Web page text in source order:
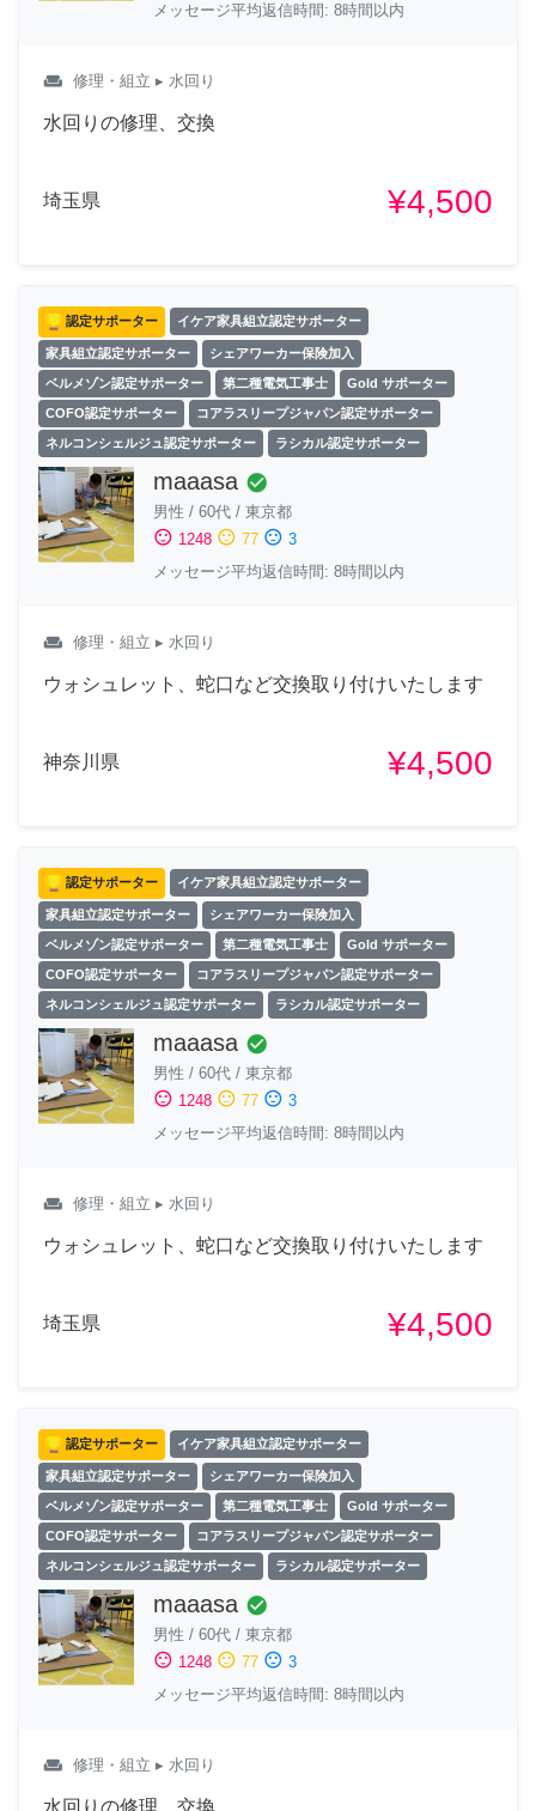
メッセージ平均返信時間: 8時間以内
weekend 修理・組立 ▸ 水回り
水回りの修理、交換
埼玉県 ¥4,500
認定サポーター イケア家具組立認定サポーター
家具組立認定サポーター シェアワーカー保険加入
ベルメゾン認定サポーター 第二種電気工事士 Gold サポーター
COFO認定サポーター コアラスリープジャパン認定サポーター
ネルコンシェルジュ認定サポーター ラシカル認定サポーター
maaasa check_circle
男性 / 60代 / 東京都
sentiment_satisfied 1248 sentiment_neutral 77 sentiment_dissatisfied 3
メッセージ平均返信時間: 8時間以内
weekend 修理・組立 ▸ 水回り
ウォシュレット、蛇口など交換取り付けいたします
神奈川県 ¥4,500
認定サポーター イケア家具組立認定サポーター
家具組立認定サポーター シェアワーカー保険加入
ベルメゾン認定サポーター 第二種電気工事士 Gold サポーター
COFO認定サポーター コアラスリープジャパン認定サポーター
ネルコンシェルジュ認定サポーター ラシカル認定サポーター
maaasa check_circle
男性 / 60代 / 東京都
sentiment_satisfied 1248 sentiment_neutral 77 sentiment_dissatisfied 3
メッセージ平均返信時間: 8時間以内
weekend 修理・組立 ▸ 水回り
ウォシュレット、蛇口など交換取り付けいたします
埼玉県 ¥4,500
認定サポーター イケア家具組立認定サポーター
家具組立認定サポーター シェアワーカー保険加入
ベルメゾン認定サポーター 第二種電気工事士 Gold サポーター
COFO認定サポーター コアラスリープジャパン認定サポーター
ネルコンシェルジュ認定サポーター ラシカル認定サポーター
maaasa check_circle
男性 / 60代 / 東京都
sentiment_satisfied 1248 sentiment_neutral 77 sentiment_dissatisfied 3
メッセージ平均返信時間: 8時間以内
weekend 修理・組立 ▸ 水回り